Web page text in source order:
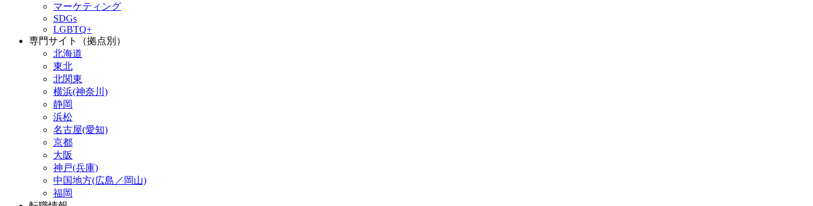
マーケティング
SDGs
LGBTQ+
専門サイト（拠点別）
北海道
東北
北関東
横浜(神奈川)
静岡
浜松
名古屋(愛知)
京都
大阪
神戸(兵庫)
中国地方(広島／岡山)
福岡